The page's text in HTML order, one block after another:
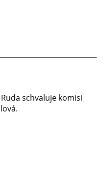
schvaluje komisi